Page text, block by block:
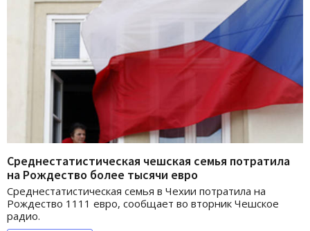
Среднестатистическая чешская семья потратила
на Рождество более тысячи евро
Среднестатистическая семья в Чехии потратила на
Рождество 1111 евро, сообщает во вторник Чешское
радио.